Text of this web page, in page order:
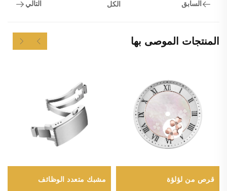
السابق الكل التالي
المنتجات الموصى بها
قرص من لؤلؤة مشبك متعدد الوظائف